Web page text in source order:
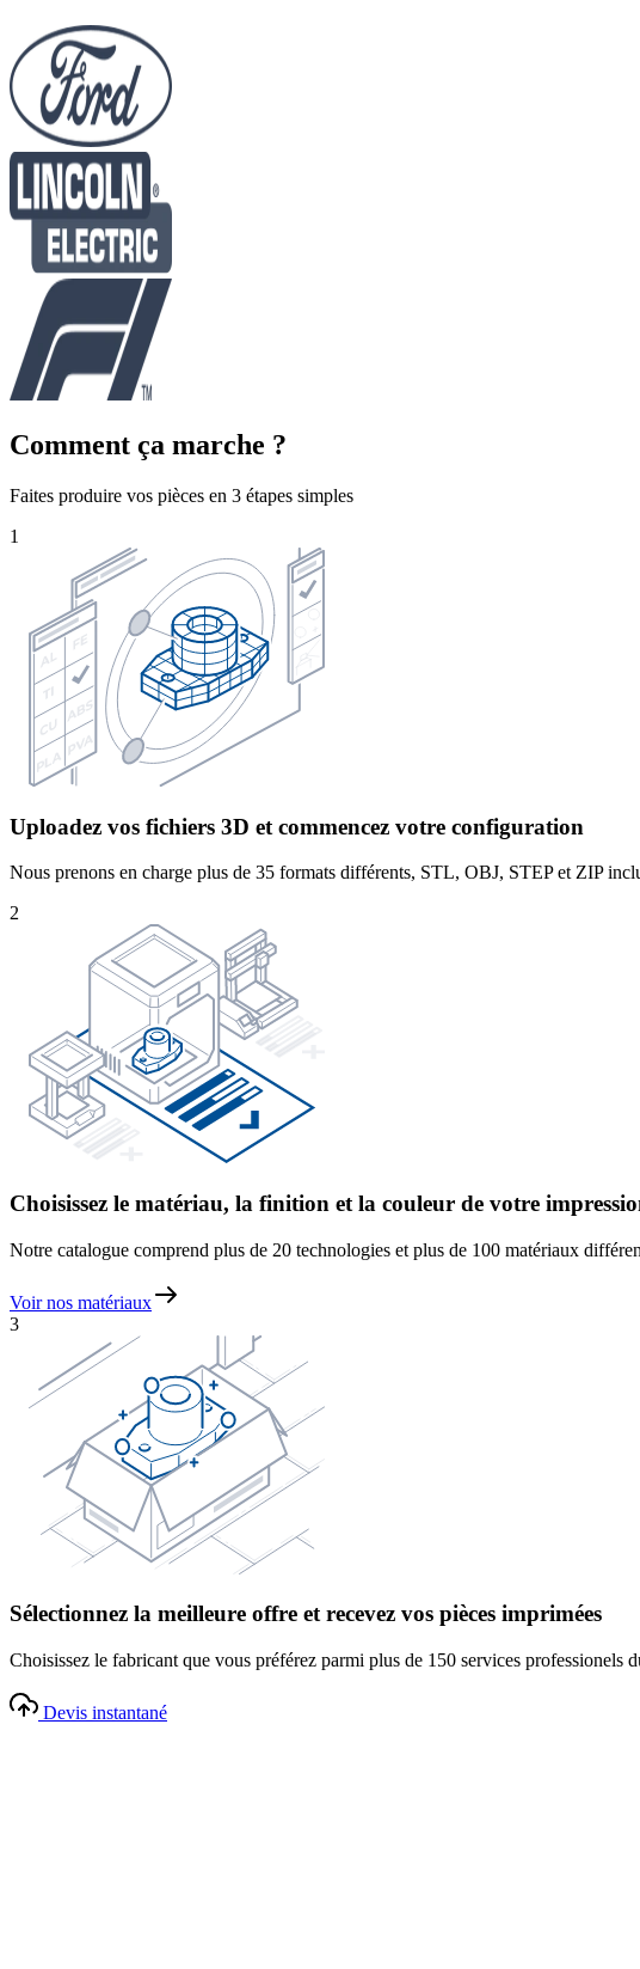
Comment ça marche ?
Faites produire vos pièces en 3 étapes simples
1
Uploadez vos fichiers 3D et commencez votre configuration
Nous prenons en charge plus de 35 formats différents, STL, OBJ, STEP et ZIP
2
Choisissez le matériau, la finition et la couleur de votre
Notre catalogue comprend plus de 20 technologies et plus de 100 matériaux
Voir nos matériaux
3
Sélectionnez la meilleure offre et recevez vos pièces imprimées
Choisissez le fabricant que vous préférez parmi plus de 150 services professionels
Devis instantané